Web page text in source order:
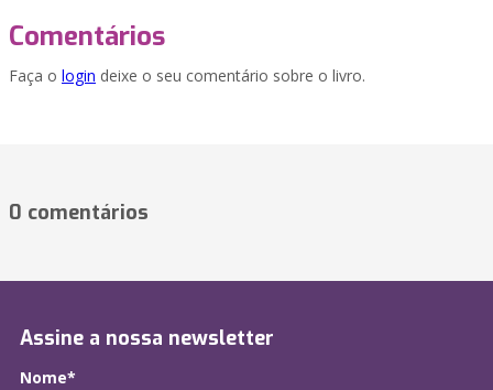
Comentários
Faça o login deixe o seu comentário sobre o livro.
0 comentários
Assine a nossa newsletter
Nome*